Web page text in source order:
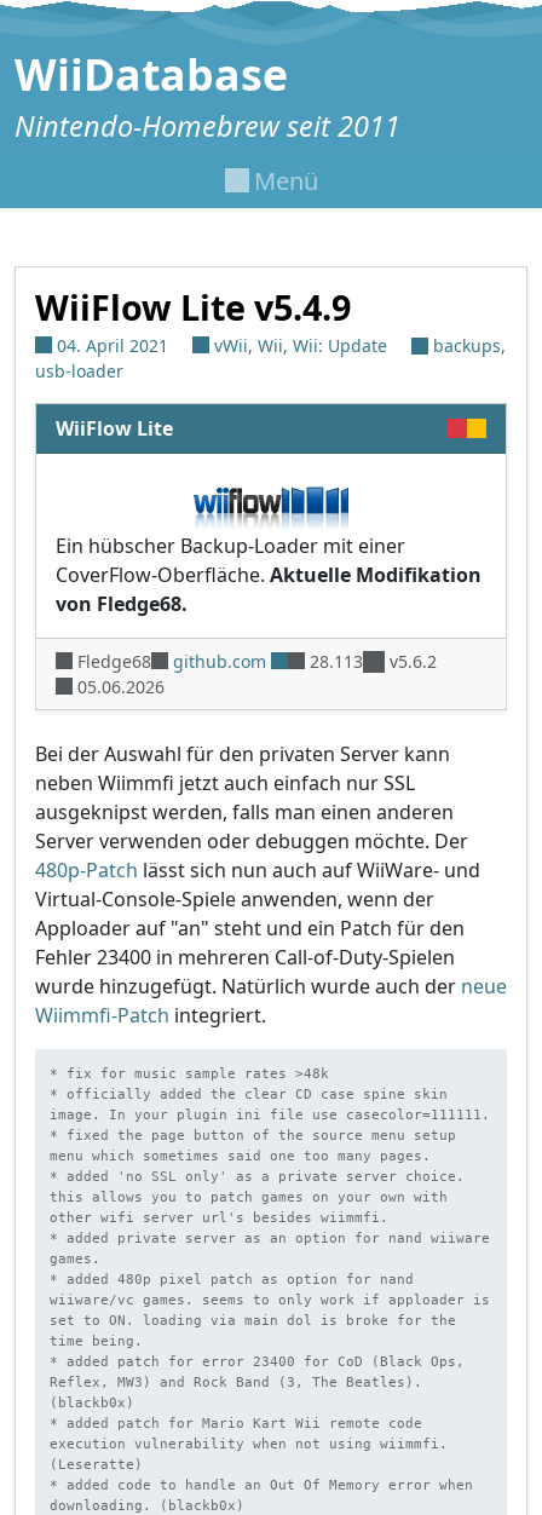
Zum Inhalt springen
WiiDatabase
Nintendo-Homebrew seit 2011
Menü
WiiFlow Lite v5.4.9
04. April 2021 vWii, Wii, Wii: Update backups,
usb-loader
WiiFlow Lite
Ein hübscher Backup-Loader mit einer
CoverFlow-Oberfläche. Aktuelle Modifikation
von Fledge68.
Fledge68 github.com 28.113
v5.6.2
05.06.2026
Bei der Auswahl für den privaten Server kann
neben Wiimmfi jetzt auch einfach nur SSL
ausgeknipst werden, falls man einen anderen
Server verwenden oder debuggen möchte. Der
480p-Patch lässt sich nun auch auf WiiWare- und
Virtual-Console-Spiele anwenden, wenn der
Apploader auf "an" steht und ein Patch für den
Fehler 23400 in mehreren Call-of-Duty-Spielen
wurde hinzugefügt. Natürlich wurde auch der neue
Wiimmfi-Patch integriert.
* fix for music sample rates >48k
* officially added the clear CD case spine skin
image. In your plugin ini file use casecolor=111111.
* fixed the page button of the source menu setup
menu which sometimes said one too many pages.
* added 'no SSL only' as a private server choice.
this allows you to patch games on your own with
other wifi server url's besides wiimmfi.
* added private server as an option for nand wiiware
games.
* added 480p pixel patch as option for nand
wiiware/vc games. seems to only work if apploader is
set to ON. loading via main dol is broke for the
time being.
* added patch for error 23400 for CoD (Black Ops,
Reflex, MW3) and Rock Band (3, The Beatles).
(blackb0x)
* added patch for Mario Kart Wii remote code
execution vulnerability when not using wiimmfi.
(Leseratte)
* added code to handle an Out Of Memory error when
downloading. (blackb0x)